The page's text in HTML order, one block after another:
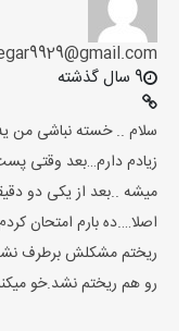
9 سال گذشته
سلام .. خسته نباشی من یه
زیادم دارم…بعد وقتی
میشه ..بعد از یکی دو
اصلا….ده بارم امتحان
ریختم مشکلش برطرف
رو هم ریختم نشد.خو